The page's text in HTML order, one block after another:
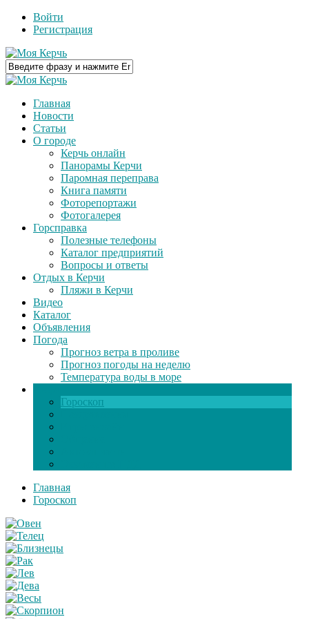
Войти
Регистрация
Главная
Новости
Статьи
О городе
Керчь онлайн
Панорамы Керчи
Паромная переправа
Книга памяти
Фоторепортажи
Фотогалерея
Горсправка
Полезные телефоны
Каталог предприятий
Вопросы и ответы
Отдых в Керчи
Пляжи в Керчи
Видео
Каталог
Объявления
Погода
Прогноз ветра в проливе
Прогноз погоды на неделю
Температура воды в море
Гороскоп
Главная
Гороскоп